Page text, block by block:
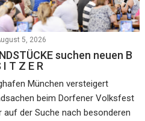
5, 2026
suchen neuen B
I T Z E R
München versteigert
beim Dorfener Volksfest
auf der Suche nach besonderen